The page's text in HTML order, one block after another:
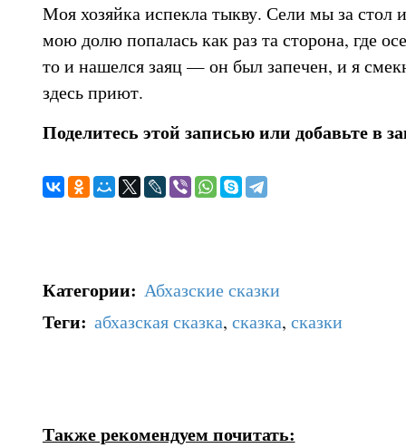
Моя хозяйка испекла тыкву. Сели мы за стол
мою долю попалась как раз та сторона, где
то и нашелся заяц — он был запечен, и я
здесь приют.
Поделитесь этой записью или добавьте в
Категории: Абхазские сказки
Теги: абхазская сказка, сказка, сказки
Также рекомендуем почитать: